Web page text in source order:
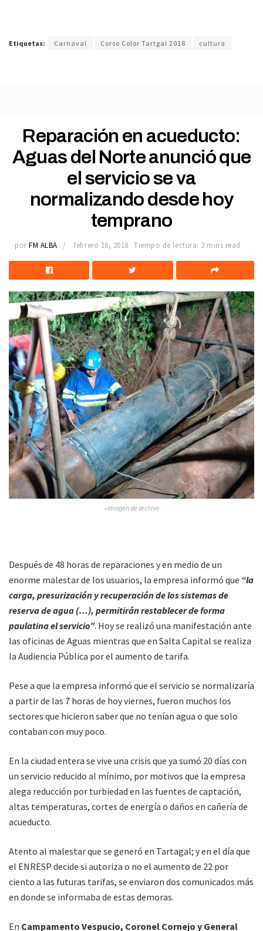
Etiquetas: Carnaval Corso Color Tartgal 2018 cultura
Reparación en acueducto:
Aguas del Norte anunció que
el servicio se va
normalizando desde hoy
temprano
por FM ALBA febrero 16, 2018 Tiempo de lectura: 2 mins read
»Imagen de archivo
Después de 48 horas de reparaciones y en medio de un
enorme malestar de los usuarios, la empresa informó que “la
carga, presurización y recuperación de los sistemas de
reserva de agua (…), permitirán restablecer de forma
paulatina el servicio”. Hoy se realizó una manifestación ante
las oficinas de Aguas mientras que en Salta Capital se realiza
la Audiencia Pública por el aumento de tarifa.
Pese a que la empresa informó que el servicio se normalizaría
a partir de las 7 horas de hoy viernes, fueron muchos los
sectores que hicieron saber que no tenían agua o que solo
contaban con muy poco.
En la ciudad entera se vive una crisis que ya sumó 20 días con
un servicio reducido al mínimo, por motivos que la empresa
alega reducción por turbiedad en las fuentes de captación,
altas temperaturas, cortes de energía o daños en cañería de
acueducto.
Atento al malestar que se generó en Tartagal; y en el día que
el ENRESP decide si autoriza o no el aumento de 22 por
ciento a las futuras tarifas, se enviaron dos comunicados más
en donde se informaba de estas demoras.
En Campamento Vespucio, Coronel Cornejo y General